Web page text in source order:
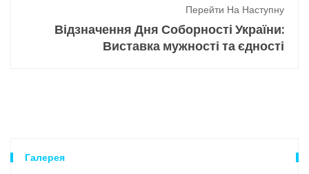
Перейти На Наступну
Відзначення Дня Соборності України:
Виставка мужності та єдності
Галерея